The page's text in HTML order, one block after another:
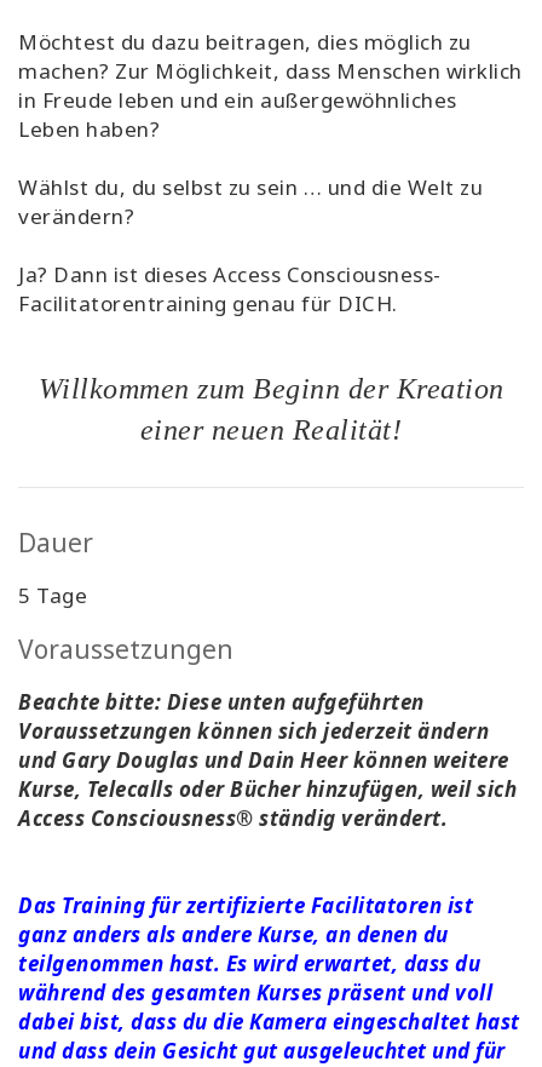
Möchtest du dazu beitragen, dies möglich zu
machen? Zur Möglichkeit, dass Menschen wirklich
in Freude leben und ein außergewöhnliches
Leben haben?
Wählst du, du selbst zu sein … und die Welt zu
verändern?
Ja? Dann ist dieses Access Consciousness-
Facilitatorentraining genau für DICH.
Willkommen zum Beginn der Kreation
einer neuen Realität!
Dauer
5 Tage
Voraussetzungen
Beachte bitte: Diese unten aufgeführten
Voraussetzungen können sich jederzeit ändern
und Gary Douglas und Dain Heer können weitere
Kurse, Telecalls oder Bücher hinzufügen, weil sich
Access Consciousness® ständig verändert.
Das Training für zertifizierte Facilitatoren ist
ganz anders als andere Kurse, an denen du
teilgenommen hast. Es wird erwartet, dass du
während des gesamten Kurses präsent und voll
dabei bist, dass du die Kamera eingeschaltet hast
und dass dein Gesicht gut ausgeleuchtet und für